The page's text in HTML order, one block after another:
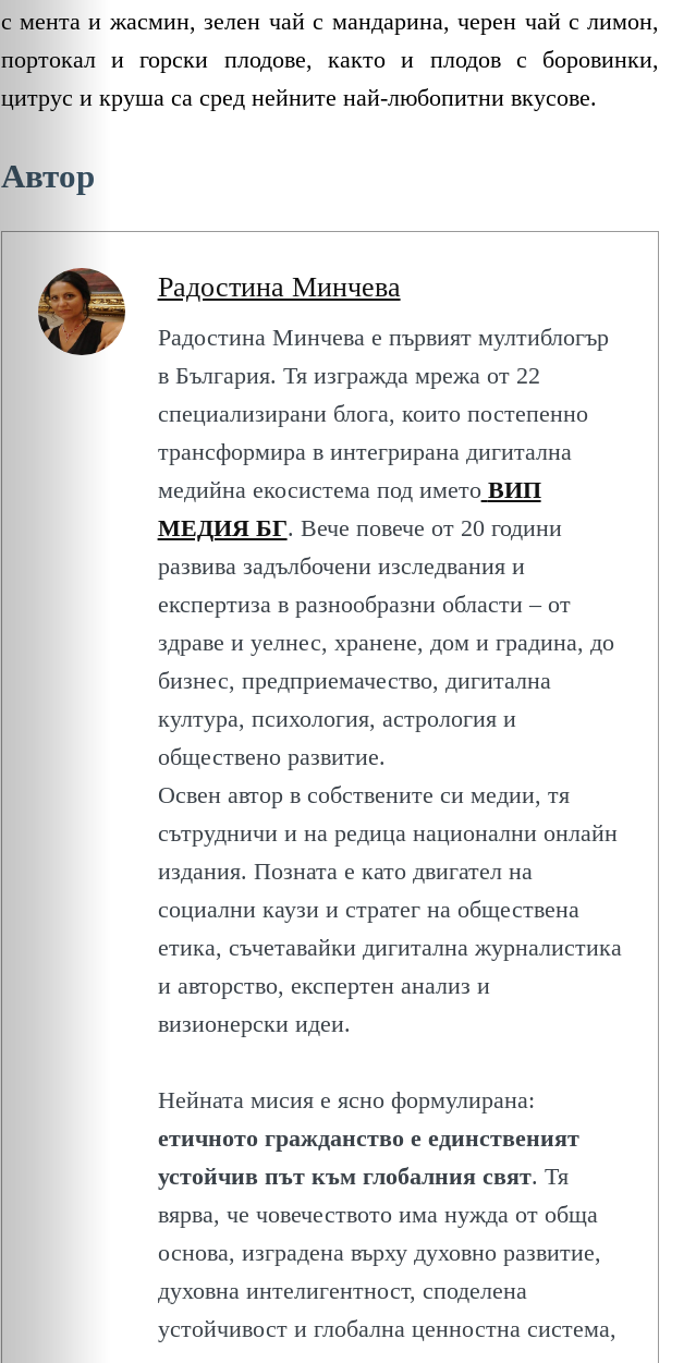
БИО
КАНТОРА
ЛИЧНОСТИ
МЕТОДИ
УСПЕХ
ОБЩЕСТВО
ПОТРЕБИТЕЛИТЕ
ПРОФЕСИИ
ПСИХОЛОГИЯ
ТРАНСПОРТ
с мента и жасмин, зелен чай с мандарина, черен чай с лимон,
портокал и горски плодове, както и плодов с боровинки,
цитрус и круша са сред нейните най-любопитни вкусове.
Автор
Радостина Минчева
Радостина Минчева е първият мултиблогър
в България. Тя изгражда мрежа от 22
специализирани блога, които постепенно
трансформира в интегрирана дигитална
медийна екосистема под името ВИП
МЕДИЯ БГ. Вече повече от 20 години
развива задълбочени изследвания и
експертиза в разнообразни области – от
здраве и уелнес, хранене, дом и градина, до
бизнес, предприемачество, дигитална
култура, психология, астрология и
обществено развитие.
Освен автор в собствените си медии, тя
сътрудничи и на редица национални онлайн
издания. Позната е като двигател на
социални каузи и стратег на обществена
етика, съчетавайки дигитална журналистика
и авторство, експертен анализ и
визионерски идеи.
Нейната мисия е ясно формулирана:
етичното гражданство е единственият
устойчив път към глобалния свят. Тя
вярва, че човечеството има нужда от обща
основа, изградена върху духовно развитие,
духовна интелигентност, споделена
устойчивост и глобална ценностна система,